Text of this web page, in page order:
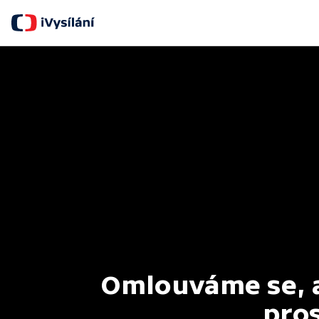
Omlouváme se,